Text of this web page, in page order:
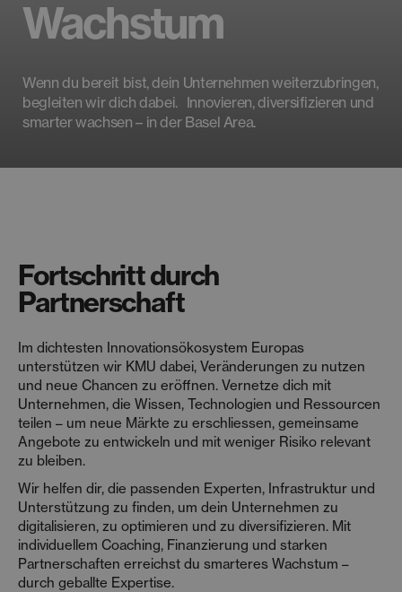
Wachstum
Wenn du bereit bist, dein Unternehmen weiterzubringen,
begleiten wir dich dabei. Innovieren, diversifizieren und
smarter wachsen – in der Basel Area.
Fortschritt durch
Partnerschaft
Im dichtesten Innovationsökosystem Europas
unterstützen wir KMU dabei, Veränderungen zu nutzen
und neue Chancen zu eröffnen. Vernetze dich mit
Unternehmen, die Wissen, Technologien und Ressourcen
teilen – um neue Märkte zu erschliessen, gemeinsame
Angebote zu entwickeln und mit weniger Risiko relevant
zu bleiben.
Wir helfen dir, die passenden Experten, Infrastruktur und
Unterstützung zu finden, um dein Unternehmen zu
digitalisieren, zu optimieren und zu diversifizieren. Mit
individuellem Coaching, Finanzierung und starken
Partnerschaften erreichst du smarteres Wachstum –
durch geballte Expertise.